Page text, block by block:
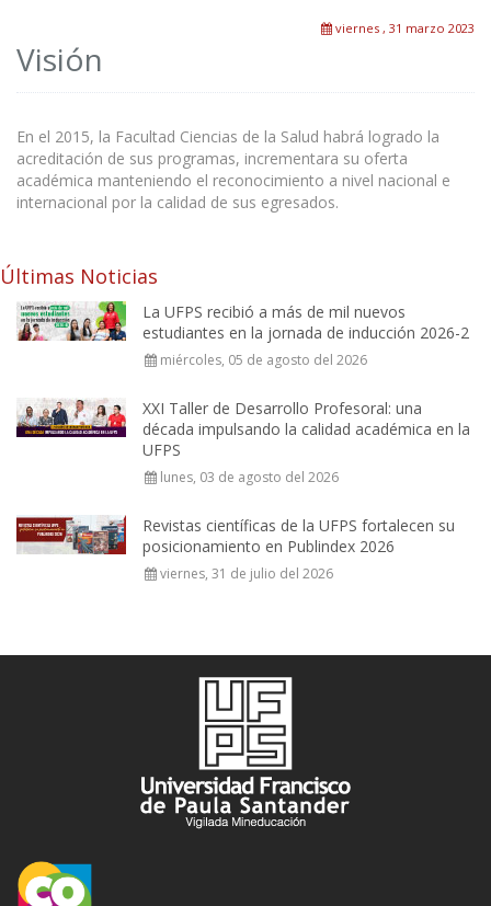
viernes , 31 marzo 2023
Visión
En el 2015, la Facultad Ciencias de la Salud habrá logrado la
acreditación de sus programas, incrementara su oferta
académica manteniendo el reconocimiento a nivel nacional e
internacional por la calidad de sus egresados.
Últimas Noticias
La UFPS recibió a más de mil nuevos
estudiantes en la jornada de inducción 2026-2
miércoles, 05 de agosto del 2026
XXI Taller de Desarrollo Profesoral: una
década impulsando la calidad académica en la
UFPS
lunes, 03 de agosto del 2026
Revistas científicas de la UFPS fortalecen su
posicionamiento en Publindex 2026
viernes, 31 de julio del 2026